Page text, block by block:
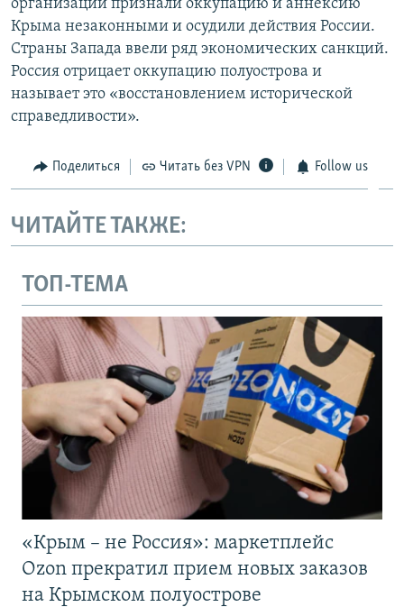
организации признали оккупацию и аннексию
Крыма незаконными и осудили действия России.
Страны Запада ввели ряд экономических санкций.
Россия отрицает оккупацию полуострова и
называет это «восстановлением исторической
справедливости».
Поделиться Читать без VPN Follow us
ЧИТАЙТЕ ТАКЖЕ:
ТОП-ТЕМА
«Крым – не Россия»: маркетплейс
Ozon прекратил прием новых заказов
на Крымском полуострове